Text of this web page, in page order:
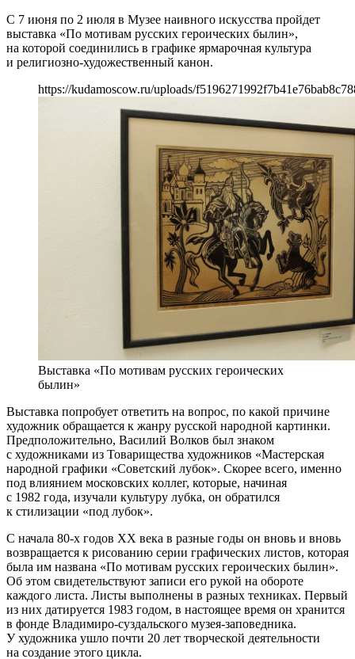
С 7 июня по 2 июля в Музее наивного искусства пройдет
выставка «По мотивам русских героических былин»,
на которой соединились в графике ярмарочная культура
и религиозно-художественный канон.
https://kudamoscow.ru/uploads/
Выставка «По мотивам русских героических
былин»
Выставка попробует ответить на вопрос, по какой причине
художник обращается к жанру русской народной картинки.
Предположительно, Василий Волков был знаком
с художниками из Товарищества художников «Мастерская
народной графики «Советский лубок». Скорее всего, именно
под влиянием московских коллег, которые, начиная
с 1982 года, изучали культуру лубка, он обратился
к стилизации «под лубок».
С начала 80-х годов XX века в разные годы он вновь и вновь
возвращается к рисованию серии графических листов, которая
была им названа «По мотивам русских героических былин».
Об этом свидетельствуют записи его рукой на обороте
каждого листа. Листы выполнены в разных техниках. Первый
из них датируется 1983 годом, в настоящее время он хранится
в фонде Владимиро-суздальского музея-заповедника.
У художника ушло почти 20 лет творческой деятельности
на создание этого цикла.